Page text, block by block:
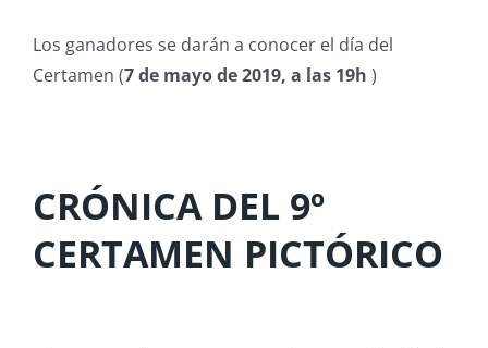
Los ganadores se darán a conocer el día del
Certamen (7 de mayo de 2019, a las 19h )
CRÓNICA DEL 9º
CERTAMEN PICTÓRICO